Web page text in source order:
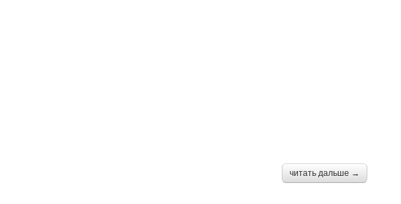
читать дальше →